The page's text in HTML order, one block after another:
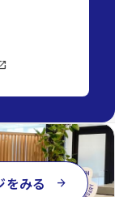
みる arrow_forward